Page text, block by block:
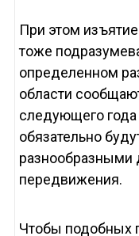
При этом
тоже
определенном
области
следующего года
обязательно
разнообразными
передвижения.
Чтобы подобных